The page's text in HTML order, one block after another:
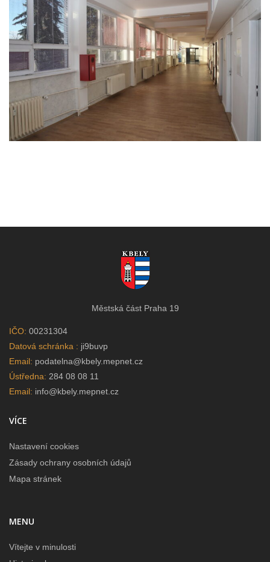
Městská část Praha 19
IČO: 00231304
Datová schránka : ji9buvp
Email: podatelna@kbely.mepnet.cz
Ústředna: 284 08 08 11
Email: info@kbely.mepnet.cz
VÍCE
Nastavení cookies
Zásady ochrany osobních údajů
Mapa stránek
MENU
Vítejte v minulosti